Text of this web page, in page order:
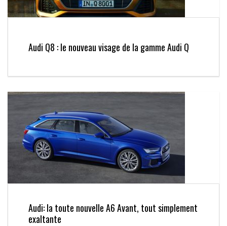
Audi Q8 : le nouveau visage de la gamme Audi Q
Audi: la toute nouvelle A6 Avant, tout simplement
exaltante